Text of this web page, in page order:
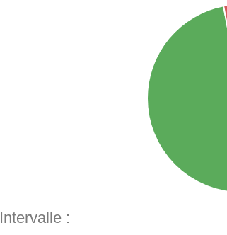
Intervalle :